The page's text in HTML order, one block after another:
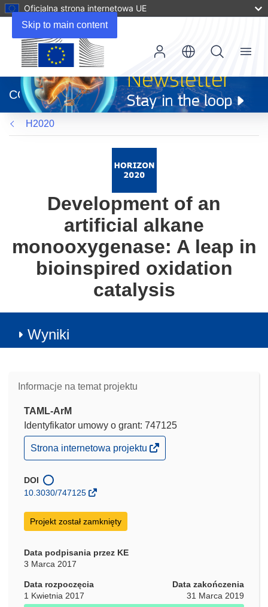
Skip to main content
Oficjalna strona internetowa UE
otworzy
się
w
nowym
oknie)
CORDIS
Menu
H2020
Development of an
artificial alkane
monooxygenase: A leap in
bioinspired oxidation
catalysis
Wyniki
Informacje na temat projektu
TAML-ArM
Identyfikator umowy o grant: 747125
(odnośnik
otworzy
w
nowym
Strona internetowa projektu
DOI
10.3030/747125
Projekt został zamknięty
Data podpisania przez KE
3 Marca 2017
Data rozpoczęcia
1 Kwietnia 2017
Data zakończenia
31 Marca 2019